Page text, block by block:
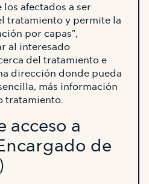
los afectados a ser
tratamiento y permite la
por capas”,
al interesado
del tratamiento e
dirección donde pueda
más información
tratamiento.
acceso a
de